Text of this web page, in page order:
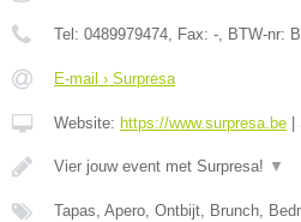
Tel: 0489979474 , Fax: - , BTW-nr:
E-mail › Surpresa
Website: https://www.surpresa.be |
Vier jouw event met Surpresa! ▼
Tapas, Apero, Ontbijt, Brunch,